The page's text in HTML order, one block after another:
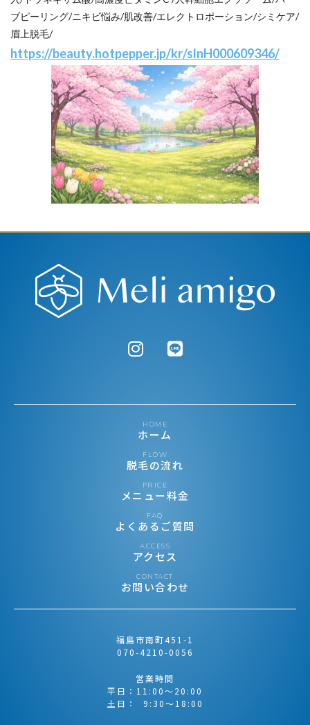
ブピーリング/ニキビ悩み/肌改善/エレクトロポーション/シミケア/
眉上脱毛/
https://beauty.hotpepper.jp/kr/slnH000609346/
HOME
ホーム
FLOW
脱毛の流れ
PRICE
メニュー料金
FAQ
よくあるご質問
ACCESS
アクセス
CONTACT
お問い合わせ
福島市南町451-1
070-4210-0056
営業時間
平日：11:00〜20:00
土日： 9:30〜18:00